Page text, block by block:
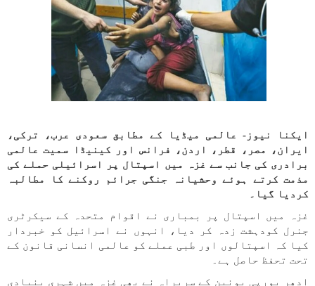
ایکنا نیوز- عالمی میڈیا کے مطابق سعودی عرب، ترکی،
ایران، مصر، قطر، اردن، فرانس اور کینیڈا سمیت عالمی
برادری کی جانب سے غزہ میں اسپتال پر اسرائیلی حملے کی
مذمت کرتے ہوئے وحشیانہ جنگی جرائم روکنے کا مطالبہ
کردیا گیا۔
غزہ میں اسپتال پر بمباری نے اقوام متحدہ کے سیکرٹری
جنرل کودہشت زدہ کر دیا، انہوں نے اسرائیل کو خبردار
کیا کہ اسپتالوں اور طبی عملے کو عالمی انسانی قانون کے
تحت تحفظ حاصل ہے۔
ادھر یورپی یونین کے سربراہ نے بھی غزہ میں شہری بنیادی